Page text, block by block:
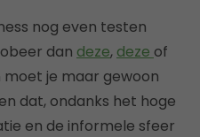
nog even testen
dan deze, deze of
je maar gewoon
dat, ondanks het hoge
en de informele sfeer